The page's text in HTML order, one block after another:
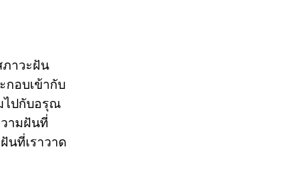
าวะฝัน
กอบเข้ากับ
ไปกับอรุณ
ามฝันที่
นที่เราวาด